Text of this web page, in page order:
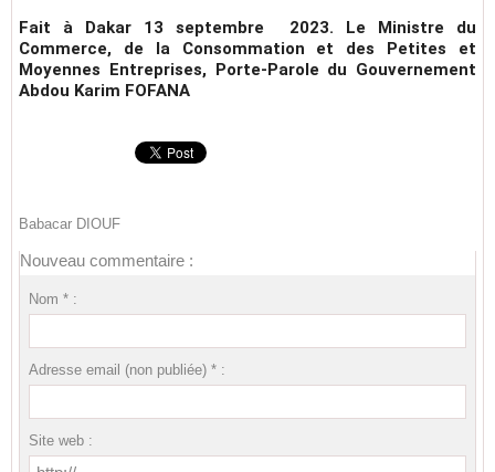
Fait à Dakar 13 septembre 2023. Le Ministre du
Commerce, de la Consommation et des Petites et
Moyennes Entreprises, Porte-Parole du Gouvernement
Abdou Karim FOFANA
Babacar DIOUF
Nouveau commentaire :
Nom * :
Adresse email (non publiée) * :
Site web :